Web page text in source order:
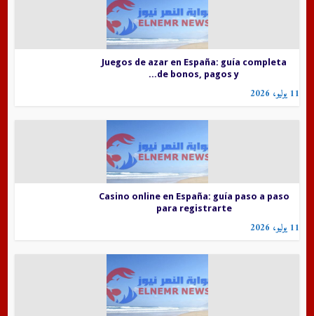
Juegos de azar en España: guía completa
de bonos, pagos y...
11 يوليو، 2026
Casino online en España: guía paso a paso
para registrarte
11 يوليو، 2026